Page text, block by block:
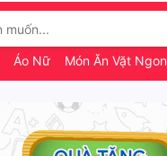
Áo Nữ Món Ăn Vặt Ngon